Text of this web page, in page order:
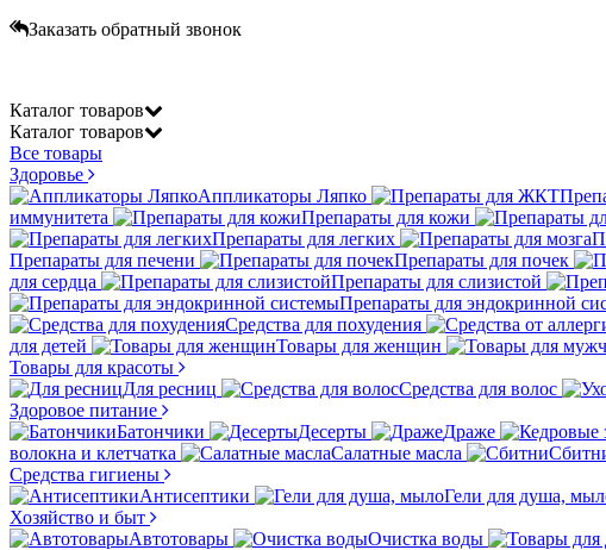
Заказать обратный звонок
Каталог товаров
Каталог товаров
Все товары
Здоровье
Аппликаторы Ляпко
иммунитета
Препараты для кожи
Препараты для легких
Препараты для печени
Препараты для почек
для сердца
Препараты для слизистой
Препараты для эндокринной
Средства для похудения
для детей
Товары для женщин
Товары для красоты
Для ресниц
Средства для волос
Здоровое питание
Батончики
Десерты Драже
волокна и клетчатка
Салатные масла
Средства гигиены
Антисептики
Гели для душа,
Хозяйство и быт
Автотовары
Очистка воды